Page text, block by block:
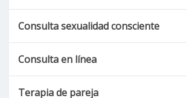
Consulta sexualidad consciente
Consulta en línea
Terapia de pareja